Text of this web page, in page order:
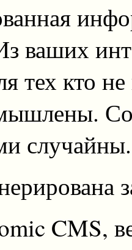
ваших
тех кто
случайны.
CMS,